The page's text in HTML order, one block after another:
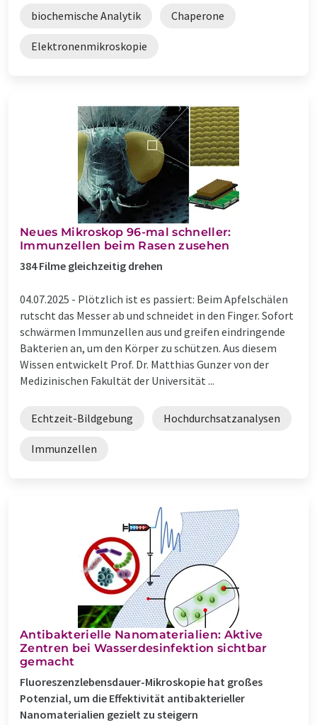
biochemische Analytik Chaperone
Elektronenmikroskopie
Neues Mikroskop 96-mal schneller:
Immunzellen beim Rasen zusehen
384 Filme gleichzeitig drehen
04.07.2025 - Plötzlich ist es passiert: Beim Apfelschälen
rutscht das Messer ab und schneidet in den Finger. Sofort
schwärmen Immunzellen aus und greifen eindringende
Bakterien an, um den Körper zu schützen. Aus diesem
Wissen entwickelt Prof. Dr. Matthias Gunzer von der
Medizinischen Fakultät der Universität ...
Echtzeit-Bildgebung Hochdurchsatzanalysen
Immunzellen
Antibakterielle Nanomaterialien: Aktive
Zentren bei Wasserdesinfektion sichtbar
gemacht
Fluoreszenzlebensdauer-Mikroskopie hat großes
Potenzial, um die Effektivität antibakterieller
Nanomaterialien gezielt zu steigern